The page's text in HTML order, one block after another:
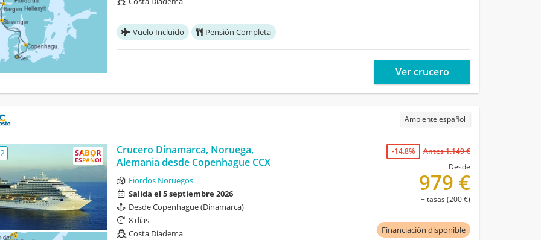
Vuelo Incluido Pensión Completa
Ver crucero
Ambiente español
SABOR
ESPAÑOL
Crucero Dinamarca, Noruega,
Alemania desde Copenhague CCX
Fiordos Noruegos
Salida el 5 septiembre 2026
Desde Copenhague (Dinamarca)
8 días
Costa Diadema
Financiación disponible
-14.8%
Antes 1.149 €
Desde
979 €
+ tasas (200 €)